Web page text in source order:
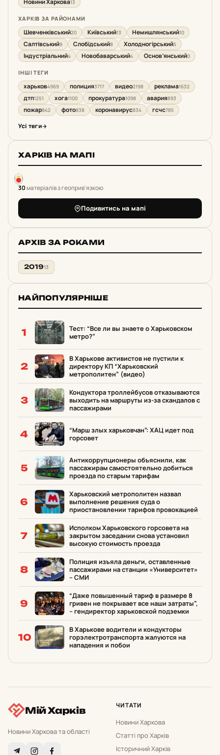
Новини Харкова13
ХАРКІВ ЗА РАЙОНАМИ
Шевченківський20 Київський13 Немишлянський10
Салтівський9 Слобідський8 Холодногірський5
Індустріальний4 Новобаварський4 Основ’янський0
ІНШІ ТЕГИ
харьков4969 полиция3717 видео2198 реклама1632
дтп1251 хога1100 прокуратура1098 авария893
пожар842 фото838 коронавирус834 гсчс785
Усі теги
ХАРКІВ НА МАПІ
30матеріалів з геоприв'язкою
Подивитись на мапі
АРХІВ ЗА РОКАМИ
201913
НАЙПОПУЛЯРНІШЕ
1
Тест: “Все ли вы знаете о Харьковском
метро?”
2
В Харькове активистов не пустили к
директору КП “Харьковский
метрополитен” (видео)
3
Кондуктора троллейбусов отказываются
выходить на маршруты из-за скандалов с
пассажирами
4
“Марш злых харьковчан”: ХАЦ идет под
горсовет
5
Антикоррупционеры объяснили, как
пассажирам самостоятельно добиться
проезда по старым тарифам
6
Харьковский метрополитен назвал
выполнение решения суда о
приостановлении тарифов провокацией
7
Исполком Харьковского горсовета на
закрытом заседании снова установил
высокую стоимость проезда
8
Полиция изъяла деньги, оставленные
пассажирами на станции «Университет»
– СМИ
9
“Даже повышенный тариф в размере 8
гривен не покрывает все наши затраты”,
– гендиректор харьковской подземки
10
В Харькове водители и кондукторы
горэлектротранспорта жалуются на
нападения и побои
Мій Харків
Новини Харкова та області
ЧИТАТИ
Новини Харкова
Статті про Харків
Історичний Харків